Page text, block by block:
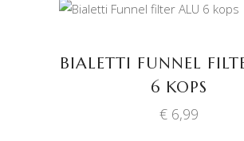
BIALETTI FUNNEL
6 KOPS
€6,99